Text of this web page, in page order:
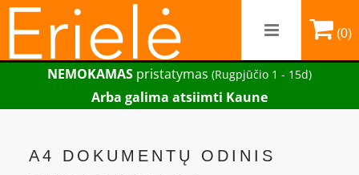
(0)
NEMOKAMAS pristatymas (Rugpjūčio 1 - 15d)
Arba galima atsiimti Kaune
A4 DOKUMENTŲ ODINIS